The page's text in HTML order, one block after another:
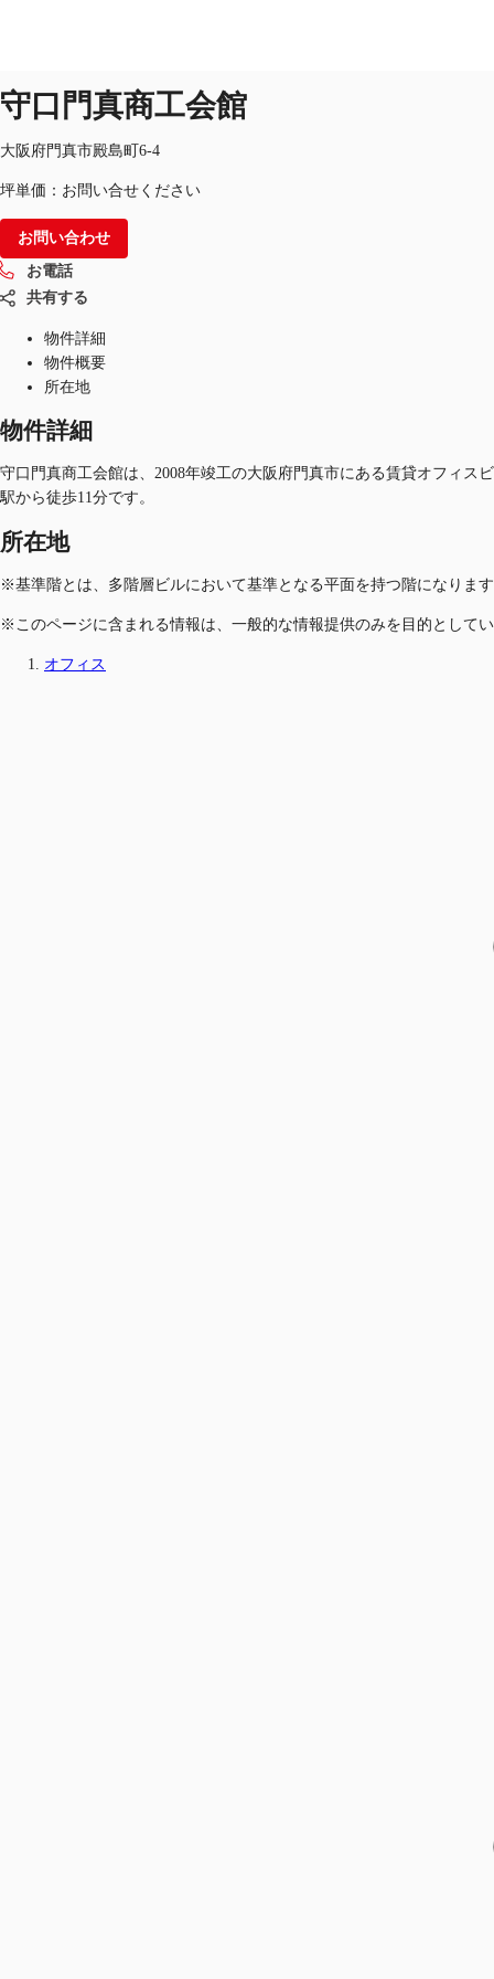
オフィス・事務所
守口門真商工会館
大阪府門真市殿島町6-4
坪単価：お問い合せください
お問い合わせ
お電話
共有する
物件詳細
物件概要
所在地
物件詳細
守口門真商工会館は、2008年竣工の大阪府門真市にある賃貸オフィス
駅から徒歩11分です。
所在地
※基準階とは、多階層ビルにおいて基準となる平面を持つ階になりま
※このページに含まれる情報は、一般的な情報提供のみを目的として
オフィス